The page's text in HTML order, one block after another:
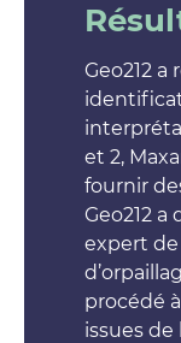
Geo212
et 2,
fournir
Geo212
expert
procédé
issues de